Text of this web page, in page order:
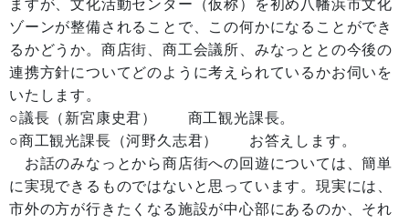
ますが、文化活動センター（仮称）を初め八幡浜市文化
ゾーンが整備されることで、この何かになることができ
るかどうか。商店街、商工会議所、みなっととの今後の
連携方針についてどのように考えられているかお伺いを
いたします。
○議長（新宮康史君） 商工観光課長。
○商工観光課長（河野久志君） お答えします。
お話のみなっとから商店街への回遊については、簡単
に実現できるものではないと思っています。現実には、
市外の方が行きたくなる施設が中心部にあるのか、それ